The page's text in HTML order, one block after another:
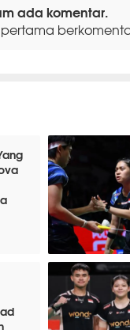
ada komentar.